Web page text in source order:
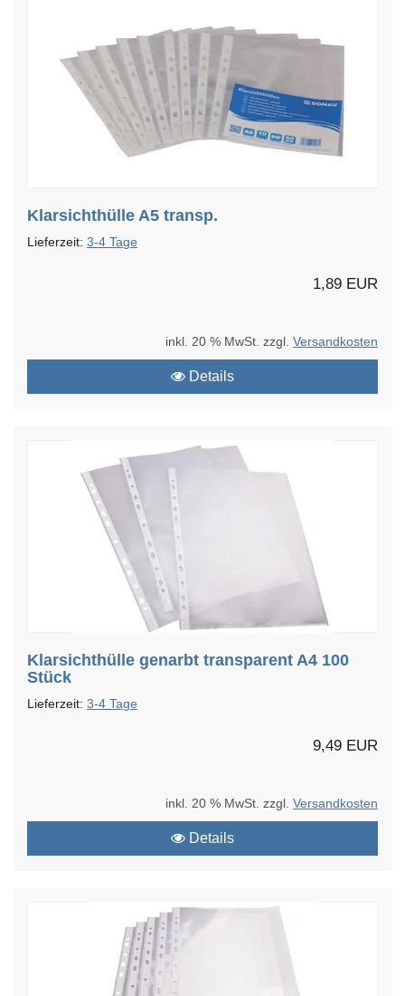
Klarsichthülle A5 transp.
Lieferzeit: 3-4 Tage
1,89 EUR
inkl. 20 % MwSt. zzgl. Versandkosten
Details
Klarsichthülle genarbt transparent A4 100
Stück
Lieferzeit: 3-4 Tage
9,49 EUR
inkl. 20 % MwSt. zzgl. Versandkosten
Details